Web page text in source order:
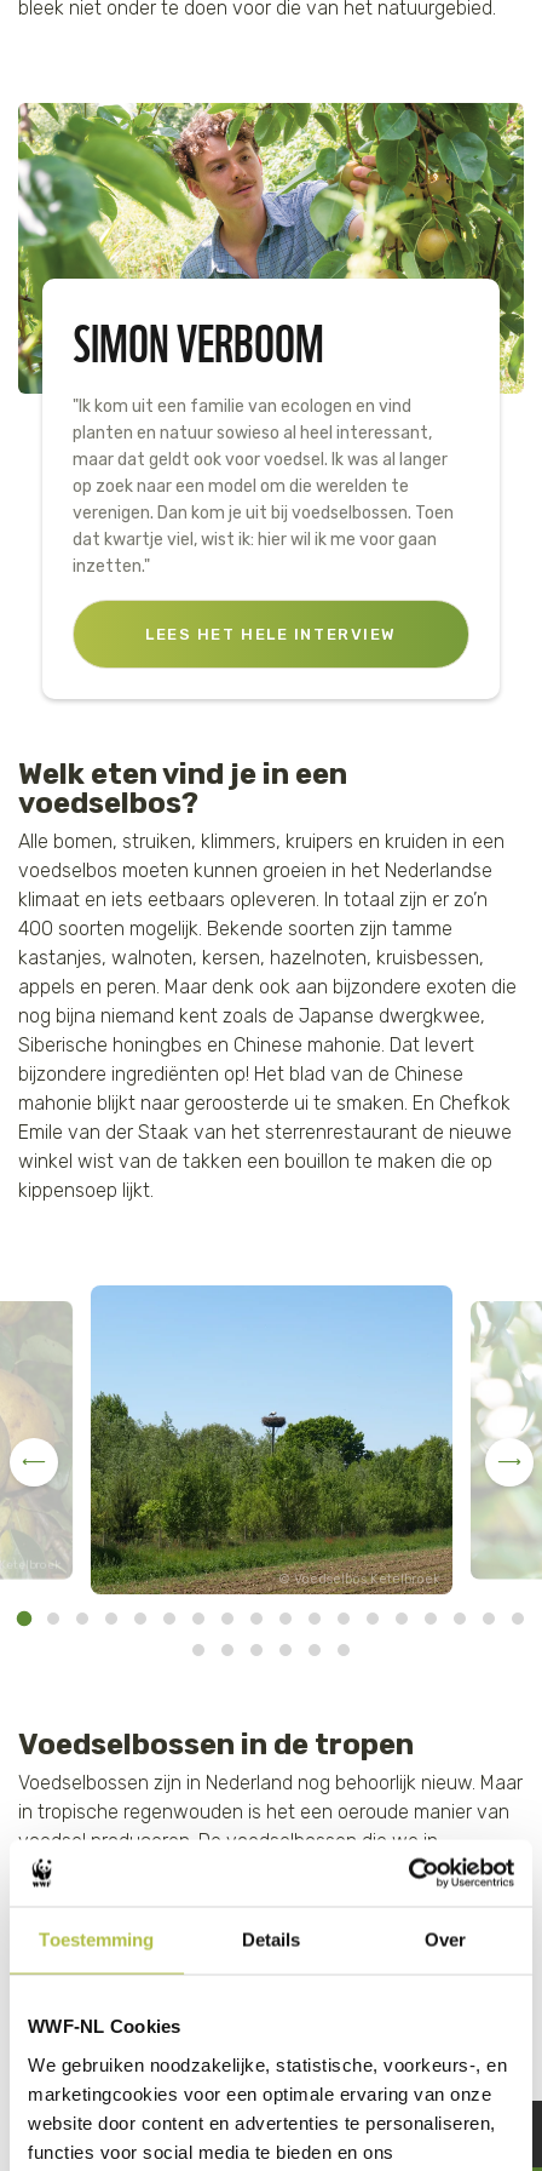
Toestemming Details Over
WWF-NL Cookies
We gebruiken noodzakelijke, statistische, voorkeurs-, en
marketingcookies voor een optimale ervaring van onze
website door content en advertenties te personaliseren,
functies voor social media te bieden en ons
bleek niet onder te doen voor die van het natuurgebied.
SIMON VERBOOM
"Ik kom uit een familie van ecologen en vind
planten en natuur sowieso al heel interessant,
maar dat geldt ook voor voedsel. Ik was al langer
op zoek naar een model om die werelden te
verenigen. Dan kom je uit bij voedselbossen. Toen
dat kwartje viel, wist ik: hier wil ik me voor gaan
inzetten."
LEES HET HELE INTERVIEW
Welk eten vind je in een
voedselbos?
Alle bomen, struiken, klimmers, kruipers en kruiden in een
voedselbos moeten kunnen groeien in het Nederlandse
klimaat en iets eetbaars opleveren. In totaal zijn er zo’n
400 soorten mogelijk. Bekende soorten zijn tamme
kastanjes, walnoten, kersen, hazelnoten, kruisbessen,
appels en peren. Maar denk ook aan bijzondere exoten die
nog bijna niemand kent zoals de Japanse dwergkwee,
Siberische honingbes en Chinese mahonie. Dat levert
bijzondere ingrediënten op! Het blad van de Chinese
mahonie blijkt naar geroosterde ui te smaken. En Chefkok
Emile van der Staak van het sterrenrestaurant de nieuwe
winkel wist van de takken een bouillon te maken die op
kippensoep lijkt.
Voedselbos Ketelbroek
Voedselbossen in de tropen
Voedselbossen zijn in Nederland nog behoorlijk nieuw. Maar
in tropische regenwouden is het een oeroude manier van
voedsel produceren. De voedselbossen die we in
Nederland aanleggen zijn hier ook op geïnspireerd. In
gekapt is voor grootschalige landbouw en veeteelt, is
voedselbosbouw een mooie kans om weer meer bomen
en inkomen te leveren. Cacao waarvan chocolade wordt
wordt een bos aangelegd waar cacaostruiken groeien in
de schaduw van andere vruchtbomen zoals, banaan,
mango en lokale fruitbomen. Cacaostruiken gedijen heel
goed in de schaduw van bomen. Het nieuwe bos levert